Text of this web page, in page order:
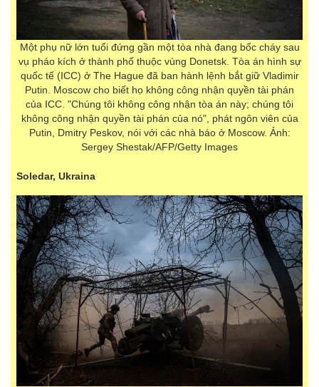
Một phụ nữ lớn tuổi đứng gần một tòa nhà đang bốc cháy sau
vụ pháo kích ở thành phố thuộc vùng Donetsk. Tòa án hình sự
quốc tế (ICC) ở The Hague đã ban hành lệnh bắt giữ Vladimir
Putin. Moscow cho biết họ không công nhận quyền tài phán
của ICC. "Chúng tôi không công nhận tòa án này; chúng tôi
không công nhận quyền tài phán của nó", phát ngôn viên của
Putin, Dmitry Peskov, nói với các nhà báo ở Moscow. Ảnh:
Sergey Shestak/AFP/Getty Images
Soledar, Ukraina